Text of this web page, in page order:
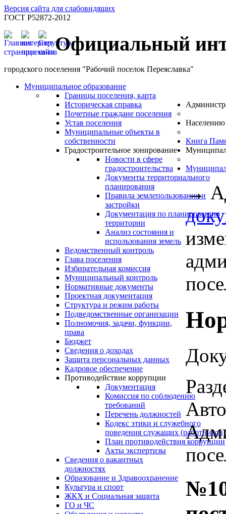
Версия сайта для слабовидящих
ГОСТ Р52872-2012
Официальный
городского поселения "Рабочий поселок Переяславка"
Муниципальное образование
Границы поселения, карта
Историческая справка
Почетные граждане поселения
Устав поселения
Муниципальные объекты в
собственности
Градостроительное зонирование
Новости в сфере
градостроительства
Документы территориального
планирования
Правила землепользования и
застройки
Документация по планированию
территории
Анализ состояния и
использования земель
Ведомственный контроль
Глава поселения
Избирательная комиссия
Муниципальный контроль
Нормативные документы
Проектная документация
Структура и режим работы
Подведомственные организации
Полномочия, задачи, функции,
права
Бюджет
Сведения о доходах
Защита персональных данных
Кадровое обеспечение
Противодействие коррупции
Документация
Комиссия по соблюдению
требований
Перечень должностей
Кодекс этики и служебного
поведения служащих (работников)
План противодействия коррупции
Акты экспертизы
Сведения о вакантных
должностях
Населению
Образование и Здравоохранение
Культура и спорт
ЖКХ и Социальная защита
ГО и ЧС
Книга
→